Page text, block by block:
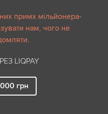
примх мільйонера-
нам, чого не
LIQPAY
грн